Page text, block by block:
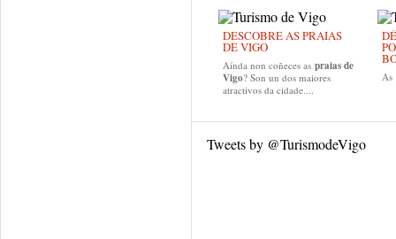
DESCOBRE AS PRAIAS
DE VIGO
Aínda non coñeces as praias de
Vigo? Son un dos maiores
atractivos da cidade....
As
Tweets by @TurismodeVigo